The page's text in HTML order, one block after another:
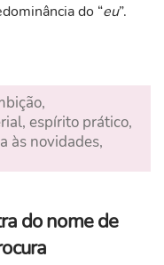
do “eu”.
espírito prático,
às novidades,
do nome de